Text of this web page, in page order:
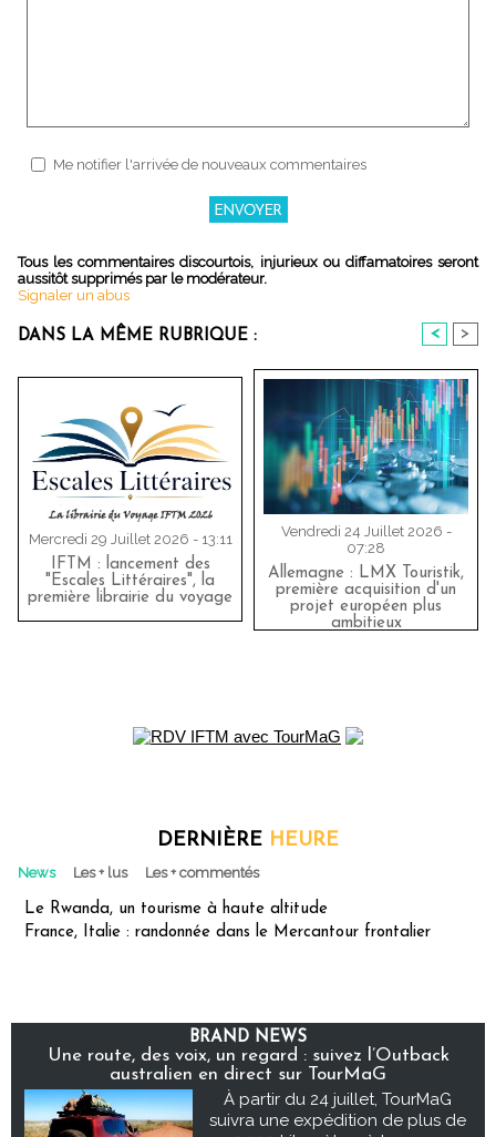
Me notifier l'arrivée de nouveaux commentaires
Tous les commentaires discourtois, injurieux ou diffamatoires seront
aussitôt supprimés par le modérateur.
Signaler un abus
DANS LA MÊME RUBRIQUE : < >
Mercredi 29 Juillet 2026 - 13:11
IFTM : lancement des
"Escales Littéraires", la
première librairie du voyage
Vendredi 24 Juillet 2026 -
07:28
Allemagne : LMX Touristik,
première acquisition d'un
projet européen plus
ambitieux
DERNIÈRE HEURE
News Les + lus Les + commentés
Le Rwanda, un tourisme à haute altitude
France, Italie : randonnée dans le Mercantour frontalier
BRAND NEWS
Une route, des voix, un regard : suivez l’Outback
australien en direct sur TourMaG
À partir du 24 juillet, TourMaG
suivra une expédition de plus de